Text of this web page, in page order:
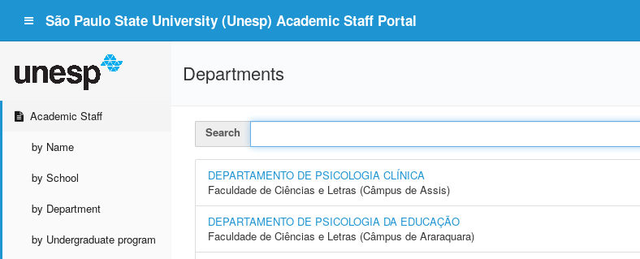
São Paulo State University (Unesp) Academic Staff Portal
Academic Staff
by Name
by School
by Department
by Undergraduate program
Departments
Search
DEPARTAMENTO DE PSICOLOGIA CLÍNICA
Faculdade de Ciências e Letras (Câmpus de Assis)
DEPARTAMENTO DE PSICOLOGIA DA EDUCAÇÃO
Faculdade de Ciências e Letras (Câmpus de Araraquara)